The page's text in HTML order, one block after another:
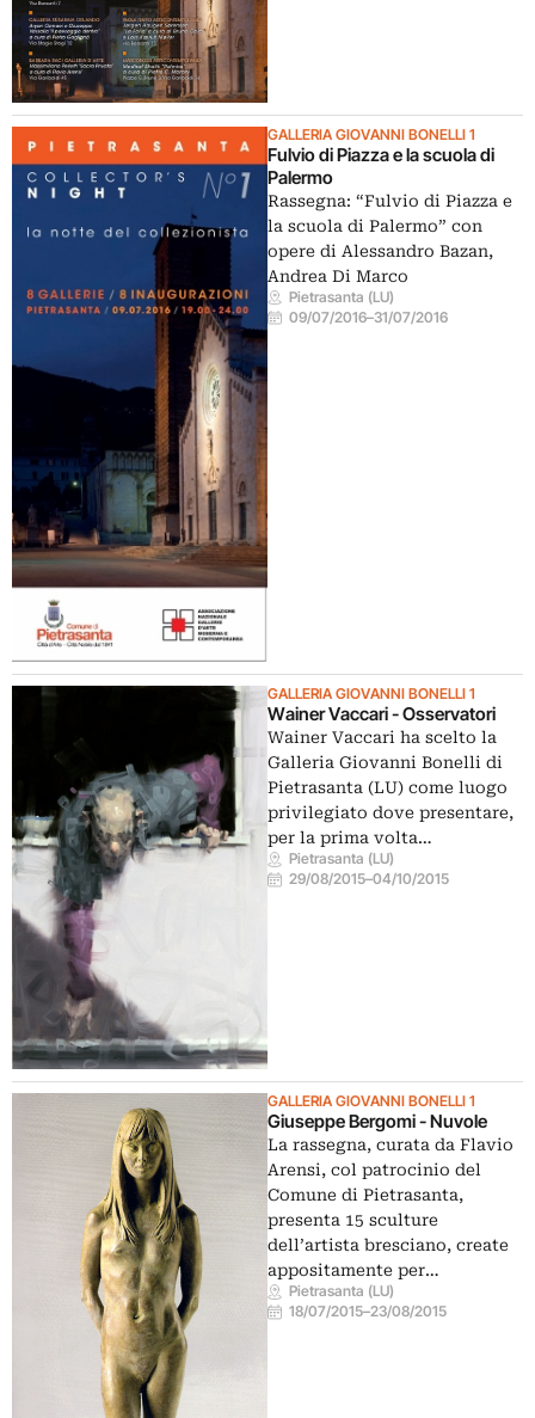
GALLERIA GIOVANNI BONELLI 1
Fulvio di Piazza e la scuola di
Palermo
Rassegna: “Fulvio di Piazza e
la scuola di Palermo” con
opere di Alessandro Bazan,
Andrea Di Marco
Pietrasanta (LU)
09/07/2016–31/07/2016
GALLERIA GIOVANNI BONELLI 1
Wainer Vaccari - Osservatori
Wainer Vaccari ha scelto la
Galleria Giovanni Bonelli di
Pietrasanta (LU) come luogo
privilegiato dove presentare,
per la prima volta…
Pietrasanta (LU)
29/08/2015–04/10/2015
GALLERIA GIOVANNI BONELLI 1
Giuseppe Bergomi - Nuvole
La rassegna, curata da Flavio
Arensi, col patrocinio del
Comune di Pietrasanta,
presenta 15 sculture
dell’artista bresciano, create
appositamente per…
Pietrasanta (LU)
18/07/2015–23/08/2015